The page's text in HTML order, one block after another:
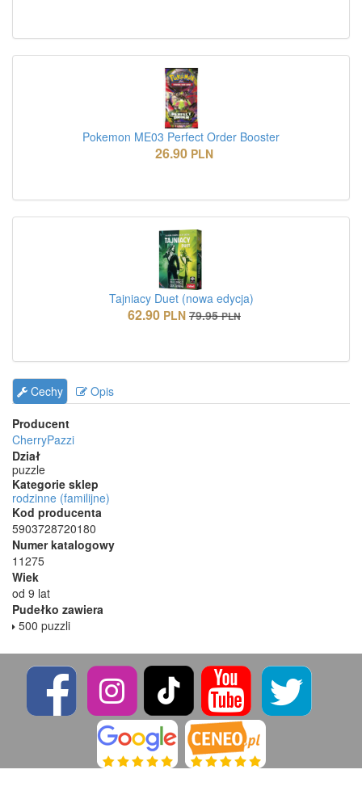
Pokemon ME03 Perfect Order Booster
26.90 PLN
Tajniacy Duet (nowa edycja)
62.90 PLN 79.95 PLN
Cechy
Opis
Producent
CherryPazzi
Dział
puzzle
Kategorie sklep
rodzinne (familijne)
Kod producenta
5903728720180
Numer katalogowy
11275
Wiek
od 9 lat
Pudełko zawiera
500 puzzli